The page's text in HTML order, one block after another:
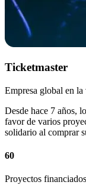
Ticketmaster
Empresa global en la
Desde hace 7 años,
favor de varios
solidario al comprar
60
Proyectos financiados